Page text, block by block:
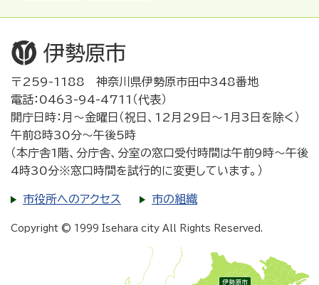
〒259-1188 神奈川県伊勢原市田中348番地
電話：0463-94-4711（代表）
開庁日時：月～金曜日（祝日、12月29日～1月3日を除く）
午前8時30分～午後5時
（本庁舎1階、分庁舎、分室の窓口受付時間は午前9時～午後
4時30分※窓口時間を試行的に変更しています。）
市役所へのアクセス 市の組織
Copyright © 1999 Isehara city All Rights Reserved.